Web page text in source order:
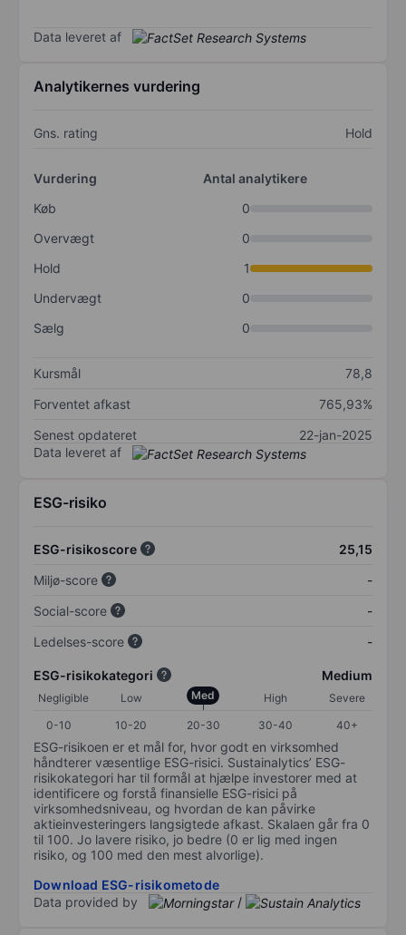
Data leveret af
Analytikernes vurdering
Gns. rating Hold
Vurdering
Antal analytikere
Køb
0
Overvægt
0
Hold
1
Undervægt
0
Sælg
0
Kursmål
78,8
Forventet afkast
765,93%
Senest opdateret
22-jan-2025
Data leveret af
ESG-risiko
ESG-risikoscore
25,15
Miljø-score
-
Social-score
-
Ledelses-score
-
ESG-risikokategori Medium
Negligible Low Med High
Severe
0-10
10-20 20-30 30-40 40+
ESG-risikoen er et mål for, hvor godt en virksomhed
håndterer væsentlige ESG-risici. Sustainalytics’ ESG-
risikokategori har til formål at hjælpe investorer med at
identificere og forstå finansielle ESG-risici på
virksomhedsniveau, og hvordan de kan påvirke
aktieinvesteringers langsigtede afkast. Skalaen går fra 0
til 100. Jo lavere risiko, jo bedre (0 er lig med ingen
risiko, og 100 med den mest alvorlige).
Download ESG-risikometode
Data provided by
/